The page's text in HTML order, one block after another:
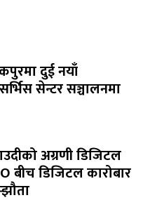
दुई नयाँ
सेन्टर सञ्चालनमा
अग्रणी डिजिटल
बीच डिजिटल कारोबार